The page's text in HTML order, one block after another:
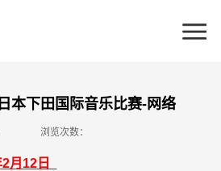
本下田国际音乐比赛-网络
浏览次数：
月12日